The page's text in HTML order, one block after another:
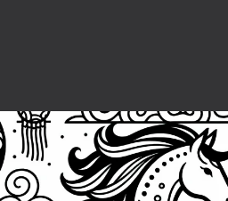
malerbok Kinesisk Japansk
av en hest med kinesiske og japanske